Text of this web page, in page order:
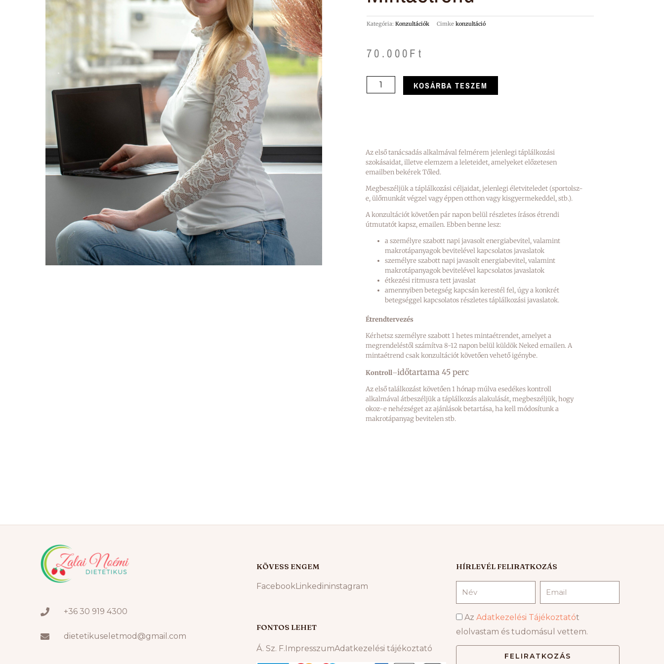
Kategória: Konzultációk Cimke konzultáció
70.000Ft
Konzultáció+1
mennyiség
KOSÁRBA TESZEM
Az első tanácsadás alkalmával felmérem jelenlegi táplálkozási
szokásaidat, illetve elemzem a leleteidet, amelyeket előzetesen
emailben bekérek Tőled.
Megbeszéljük a táplálkozási céljaidat, jelenlegi életviteledet (sportolsz-
e, ülőmunkát végzel vagy éppen otthon vagy kisgyermekeddel, stb.).
A konzultációt követően pár napon belül részletes írásos étrendi
útmutatót kapsz, emailen. Ebben benne lesz:
a személyre szabott napi javasolt energiabevitel, valamint
makrotápanyagok bevitelével kapcsolatos javaslatok
személyre szabott napi javasolt energiabevitel, valamint
makrotápanyagok bevitelével kapcsolatos javaslatok
étkezési ritmusra tett javaslat
amennyiben betegség kapcsán kerestél fel, úgy a konkrét
betegséggel kapcsolatos részletes táplálkozási javaslatok.
Étrendtervezés
Kérhetsz személyre szabott 1 hetes mintaétrendet, amelyet a
megrendeléstől számítva 8-12 napon belül küldök Neked emailen. A
mintaétrend csak konzultációt követően vehető igénybe.
Kontroll–időtartama 45 perc
Az első találkozást követően 1 hónap múlva esedékes kontroll
alkalmával átbeszéljük a táplálkozás alakulását, megbeszéljük, hogy
okoz-e nehézséget az ajánlások betartása, ha kell módosítunk a
makrotápanyag bevitelen stb.
+36 30 919 4300
dietetikuseletmod@gmail.com
KÖVESS ENGEM
FacebookLinkedininstagram
FONTOS LEHET
Á. Sz. F.ImpresszumAdatkezelési tájékoztató
HÍRLEVÉL FELIRATKOZÁS
Adatvédelmi
AzAdatkezelési Tájékoztatót
elolvastam és tudomásul vettem.
FELIRATKOZÁS